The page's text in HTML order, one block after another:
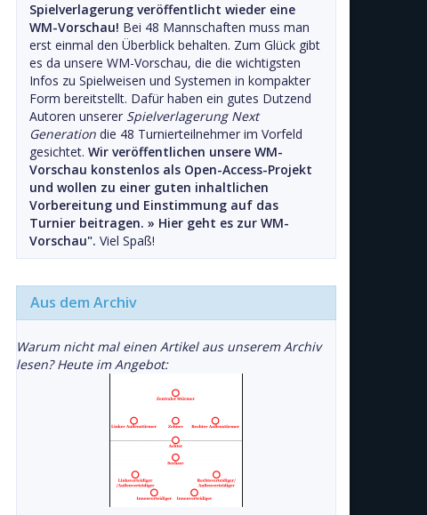
Spielverlagerung veröffentlicht wieder eine
WM-Vorschau! Bei 48 Mannschaften muss man
erst einmal den Überblick behalten. Zum Glück gibt
es da unsere WM-Vorschau, die die wichtigsten
Infos zu Spielweisen und Systemen in kompakter
Form bereitstellt. Dafür haben ein gutes Dutzend
Autoren unserer Spielverlagerung Next
Generation die 48 Turnierteilnehmer im Vorfeld
gesichtet. Wir veröffentlichen unsere WM-
Vorschau konstenlos als Open-Access-Projekt
und wollen zu einer guten inhaltlichen
Vorbereitung und Einstimmung auf das
Turnier beitragen. » Hier geht es zur WM-
Vorschau". Viel Spaß!
Aus dem Archiv
Warum nicht mal einen Artikel aus unserem Archiv
lesen? Heute im Angebot: